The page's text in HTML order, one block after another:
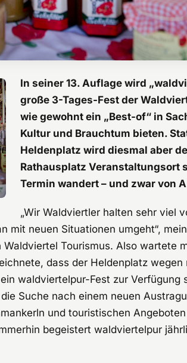
In seiner 13. Auflage wird
große 3-Tages-Fest der
wie gewohnt ein „Best-of“ in
Kultur und Brauchtum bieten.
Heldenplatz wird diesmal aber
Rathausplatz Veranstaltungsort
Termin wandert – und zwar von
„Wir Waldviertler halten sehr viel
mit neuen Situationen umgeht“,
Tourismus. Also wartete
dass der Heldenplatz wegen
waldviertelpur-Fest zur Verfügung
Suche nach einem neuen
und touristischen
begeistert waldviertelpur